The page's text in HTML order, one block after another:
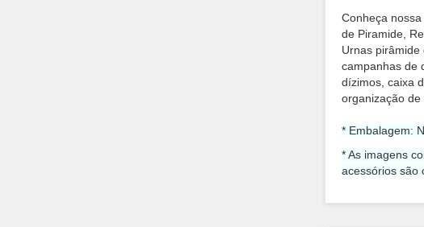
Conheça
de Piramide,
Urnas
campanhas de
dízimos, caixa
organização de
* Embalagem:
* As imagens
acessórios são